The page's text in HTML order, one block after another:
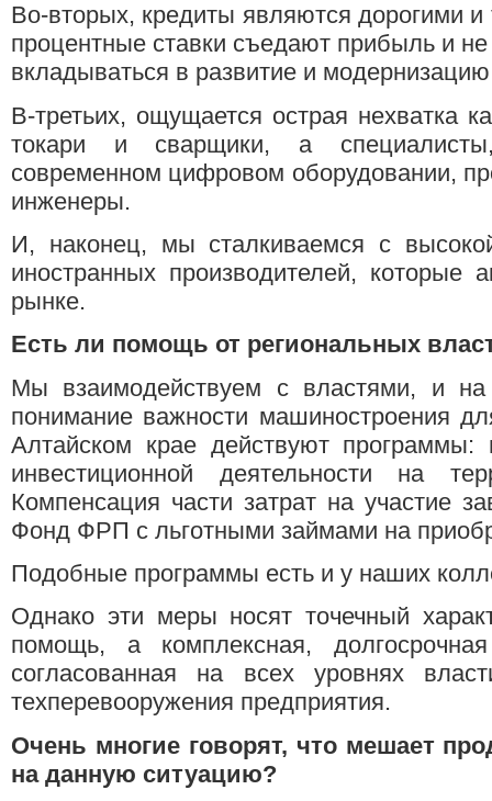
Во-вторых, кредиты являются дорогими
процентные ставки съедают прибыль и
вкладываться в развитие и
В-третьих, ощущается острая нехватка
токари и сварщики, а
современном цифровом оборудовании,
инженеры.
И, наконец, мы сталкиваемся с
иностранных производителей, которые
рынке.
Есть ли помощь от региональных
Мы взаимодействуем с властями, и на
понимание важности машиностроения
Алтайском крае действуют программы:
инвестиционной деятельности на
Компенсация части затрат на участие
Фонд ФРП с льготными займами на
Подобные программы есть и у наших
Однако эти меры носят точечный
помощь, а комплексная,
согласованная на всех уровнях
техперевооружения предприятия.
Очень многие говорят, что мешает
на данную ситуацию?